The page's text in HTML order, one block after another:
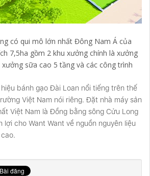
có qui mô lớn nhất Đông Nam Á của
7,5ha gồm 2 khu xưởng chính là xưởng
sữa cao 5 tầng và các công trình
bánh gạo Đài Loan nổi tiếng trên thế
Việt Nam nói riêng. Đặt nhà máy sản
Việt Nam là Đồng bằng sông Cửu Long
lợi cho Want Want về nguồn nguyên liệu